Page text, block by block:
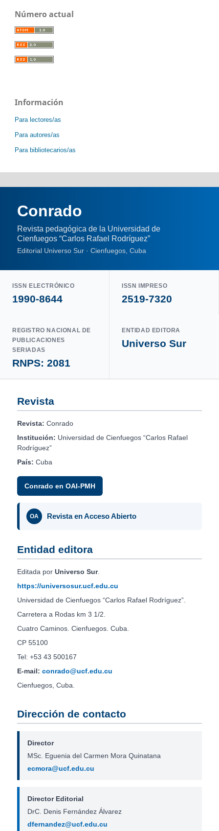
Número actual
Información
Para lectores/as
Para autores/as
Para bibliotecarios/as
Conrado
Revista pedagógica de la Universidad de
Cienfuegos “Carlos Rafael Rodríguez”
Editorial Universo Sur · Cienfuegos, Cuba
ISSN ELECTRÓNICO
1990-8644
ISSN IMPRESO
2519-7320
REGISTRO NACIONAL DE
PUBLICACIONES
SERIADAS
RNPS: 2081
ENTIDAD EDITORA
Universo Sur
Revista
Revista: Conrado
Institución: Universidad de Cienfuegos “Carlos Rafael
Rodríguez”
País: Cuba
Conrado en OAI-PMH
OA Revista en Acceso Abierto
Entidad editora
Editada por Universo Sur.
https://universosur.ucf.edu.cu
Universidad de Cienfuegos “Carlos Rafael Rodríguez”.
Carretera a Rodas km 3 1/2.
Cuatro Caminos. Cienfuegos. Cuba.
CP 55100
Tel: +53 43 500167
E-mail: conrado@ucf.edu.cu
Cienfuegos, Cuba.
Dirección de contacto
Director
MSc. Eguenia del Carmen Mora Quinatana
ecmora@ucf.edu.cu
Director Editorial
DrC. Denis Fernández Álvarez
dfernandez@ucf.edu.cu